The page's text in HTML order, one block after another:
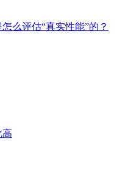
么评估“真实性能”的？
高